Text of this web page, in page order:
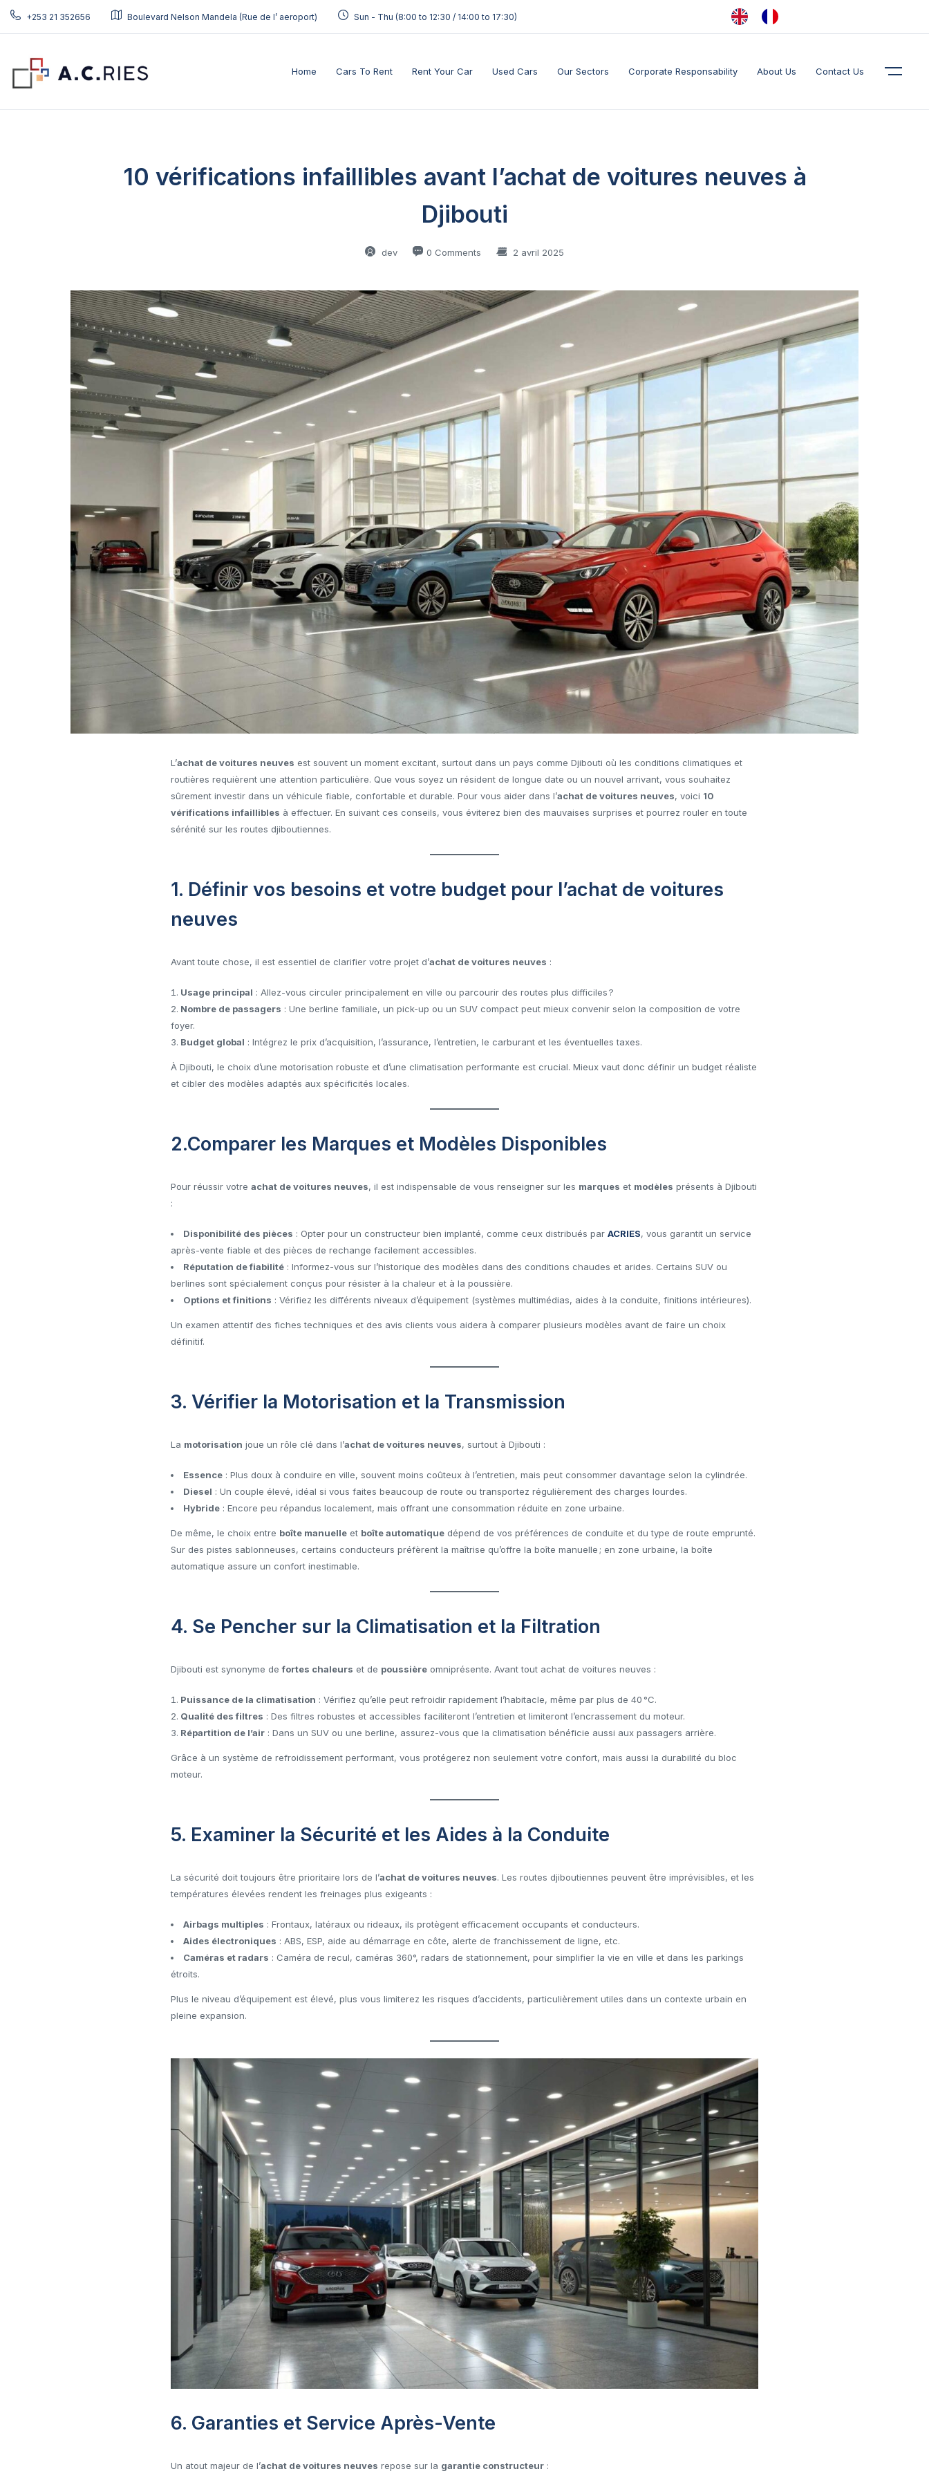
+253 21 352656 Boulevard Nelson Mandela (Rue de l’ aeroport) Sun - Thu (8:00 to 12:30 / 14:00 to 17:30)
Home Cars To Rent Rent Your Car Used Cars Our Sectors Corporate Responsability About Us Contact Us
10 vérifications infaillibles avant l’achat de voitures neuves à
Djibouti
dev 0 Comments 2 avril 2025
L’achat de voitures neuves est souvent un moment excitant, surtout dans un pays comme Djibouti où les conditions climatiques et
routières requièrent une attention particulière. Que vous soyez un résident de longue date ou un nouvel arrivant, vous souhaitez
sûrement investir dans un véhicule fiable, confortable et durable. Pour vous aider dans l’achat de voitures neuves, voici 10
vérifications infaillibles à effectuer. En suivant ces conseils, vous éviterez bien des mauvaises surprises et pourrez rouler en toute
sérénité sur les routes djiboutiennes.
1. Définir vos besoins et votre budget pour l’achat de voitures
neuves
Avant toute chose, il est essentiel de clarifier votre projet d’achat de voitures neuves :
Usage principal : Allez-vous circuler principalement en ville ou parcourir des routes plus difficiles ?
Nombre de passagers : Une berline familiale, un pick-up ou un SUV compact peut mieux convenir selon la composition de votre
foyer.
Budget global : Intégrez le prix d’acquisition, l’assurance, l’entretien, le carburant et les éventuelles taxes.
À Djibouti, le choix d’une motorisation robuste et d’une climatisation performante est crucial. Mieux vaut donc définir un budget réaliste
et cibler des modèles adaptés aux spécificités locales.
2.Comparer les Marques et Modèles Disponibles
Pour réussir votre achat de voitures neuves, il est indispensable de vous renseigner sur les marques et modèles présents à Djibouti
:
Disponibilité des pièces : Opter pour un constructeur bien implanté, comme ceux distribués par ACRIES, vous garantit un service
après-vente fiable et des pièces de rechange facilement accessibles.
Réputation de fiabilité : Informez-vous sur l’historique des modèles dans des conditions chaudes et arides. Certains SUV ou
berlines sont spécialement conçus pour résister à la chaleur et à la poussière.
Options et finitions : Vérifiez les différents niveaux d’équipement (systèmes multimédias, aides à la conduite, finitions intérieures).
Un examen attentif des fiches techniques et des avis clients vous aidera à comparer plusieurs modèles avant de faire un choix
définitif.
3. Vérifier la Motorisation et la Transmission
La motorisation joue un rôle clé dans l’achat de voitures neuves, surtout à Djibouti :
Essence : Plus doux à conduire en ville, souvent moins coûteux à l’entretien, mais peut consommer davantage selon la cylindrée.
Diesel : Un couple élevé, idéal si vous faites beaucoup de route ou transportez régulièrement des charges lourdes.
Hybride : Encore peu répandus localement, mais offrant une consommation réduite en zone urbaine.
De même, le choix entre boîte manuelle et boîte automatique dépend de vos préférences de conduite et du type de route emprunté.
Sur des pistes sablonneuses, certains conducteurs préfèrent la maîtrise qu’offre la boîte manuelle ; en zone urbaine, la boîte
automatique assure un confort inestimable.
4. Se Pencher sur la Climatisation et la Filtration
Djibouti est synonyme defortes chaleurs et de poussière omniprésente. Avant tout achat de voitures neuves :
Puissance de la climatisation : Vérifiez qu’elle peut refroidir rapidement l’habitacle, même par plus de 40 °C.
Qualité des filtres : Des filtres robustes et accessibles faciliteront l’entretien et limiteront l’encrassement du moteur.
Répartition de l’air : Dans un SUV ou une berline, assurez-vous que la climatisation bénéficie aussi aux passagers arrière.
Grâce à un système de refroidissement performant, vous protégerez non seulement votre confort, mais aussi la durabilité du bloc
moteur.
5. Examiner la Sécurité et les Aides à la Conduite
La sécurité doit toujours être prioritaire lors de l’achat de voitures neuves. Les routes djiboutiennes peuvent être imprévisibles, et les
températures élevées rendent les freinages plus exigeants :
Airbags multiples : Frontaux, latéraux ou rideaux, ils protègent efficacement occupants et conducteurs.
Aides électroniques : ABS, ESP, aide au démarrage en côte, alerte de franchissement de ligne, etc.
Caméras et radars : Caméra de recul, caméras 360°, radars de stationnement, pour simplifier la vie en ville et dans les parkings
étroits.
Plus le niveau d’équipement est élevé, plus vous limiterez les risques d’accidents, particulièrement utiles dans un contexte urbain en
pleine expansion.
6. Garanties et Service Après-Vente
Un atout majeur de l’achat de voitures neuves repose sur la garantie constructeur :